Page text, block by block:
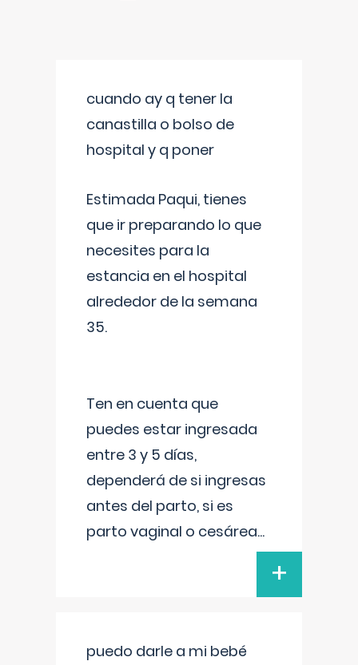
cuando ay q tener la
canastilla o bolso de
hospital y q poner
Estimada Paqui, tienes
que ir preparando lo que
necesites para la
estancia en el hospital
alrededor de la semana
35.
Ten en cuenta que
puedes estar ingresada
entre 3 y 5 días,
dependerá de si ingresas
antes del parto, si es
parto vaginal o cesárea...
+
puedo darle a mi bebé